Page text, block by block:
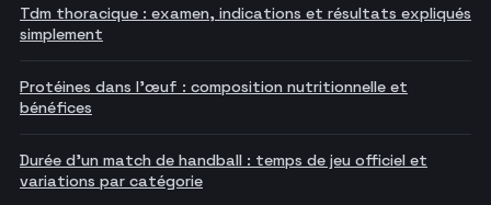
Tdm thoracique : examen, indications et résultats expliqués
simplement
Protéines dans l'œuf : composition nutritionnelle et
bénéfices
Durée d'un match de handball : temps de jeu officiel et
variations par catégorie